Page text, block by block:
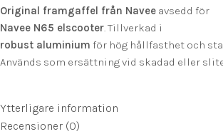
Original framgaffel från Navee avsedd för
Navee N65 elscooter. Tillverkad i
robust aluminium för hög hållfasthet och
Används som ersättning vid skadad eller
Ytterligare information
Recensioner (0)